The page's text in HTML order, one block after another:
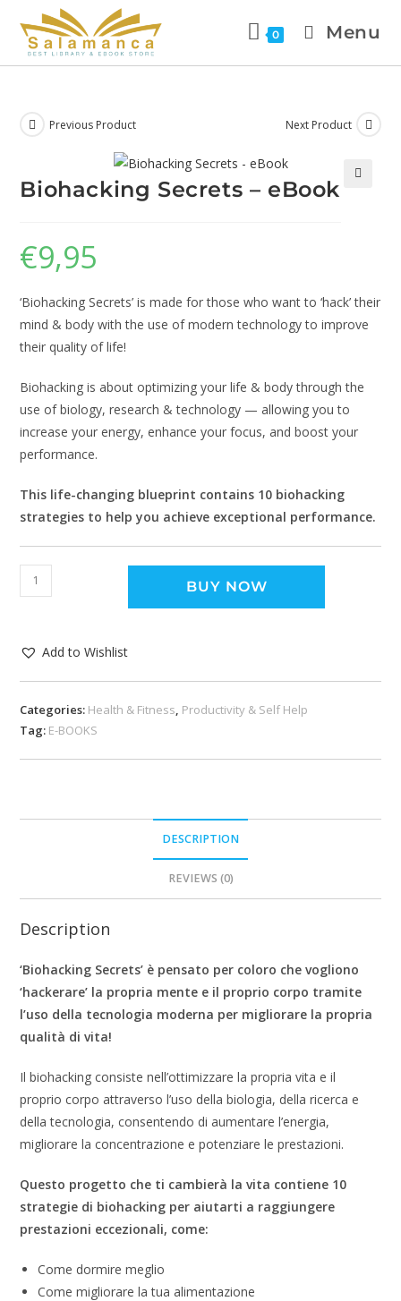
0 Menu
Previous Product Next Product
Biohacking Secrets – eBook
€9,95
‘Biohacking Secrets’ is made for those who want to ‘hack’ their
mind & body with the use of modern technology to improve
their quality of life!
Biohacking is about optimizing your life & body through the
use of biology, research & technology — allowing you to
increase your energy, enhance your focus, and boost your
performance.
This life-changing blueprint contains 10 biohacking
strategies to help you achieve exceptional performance.
BUY NOW
Add to Wishlist
Categories: Health & Fitness, Productivity & Self Help
Tag: E-BOOKS
DESCRIPTION
REVIEWS (0)
Description
‘Biohacking Secrets’ è pensato per coloro che vogliono
‘hackerare’ la propria mente e il proprio corpo tramite
l’uso della tecnologia moderna per migliorare la propria
qualità di vita!
Il biohacking consiste nell’ottimizzare la propria vita e il
proprio corpo attraverso l’uso della biologia, della ricerca e
della tecnologia, consentendo di aumentare l’energia,
migliorare la concentrazione e potenziare le prestazioni.
Questo progetto che ti cambierà la vita contiene 10
strategie di biohacking per aiutarti a raggiungere
prestazioni eccezionali, come:
Come dormire meglio
Come migliorare la tua alimentazione